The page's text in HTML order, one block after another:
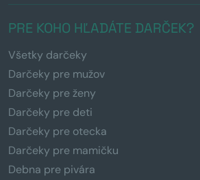
PRE KOHO HĽADÁTE DARČEK?
Všetky darčeky
Darčeky pre mužov
Darčeky pre ženy
Darčeky pre deti
Darčeky pre otecka
Darčeky pre mamičku
Debna pre pivára